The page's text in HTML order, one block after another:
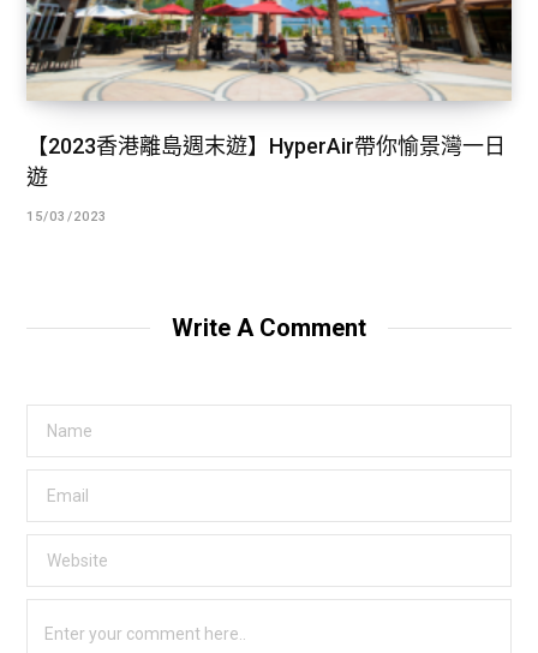
【2023香港離島週末遊】HyperAir帶你愉景灣一日
遊
15/03/2023
Write A Comment